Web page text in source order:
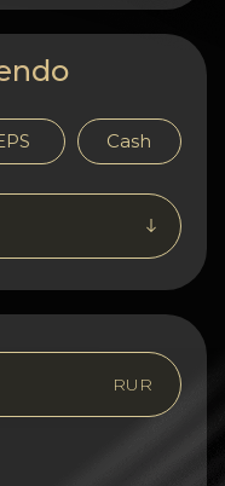
RUR
Cash